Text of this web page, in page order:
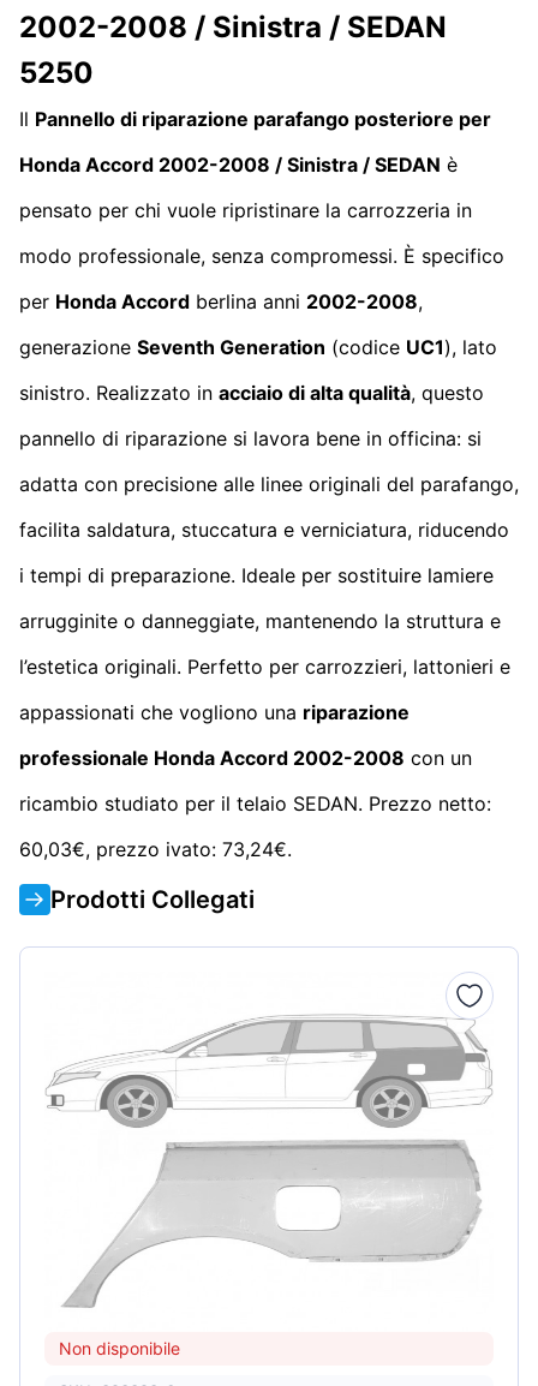
2002-2008 / Sinistra / SEDAN
5250
Il Pannello di riparazione parafango posteriore per
Honda Accord 2002-2008 / Sinistra / SEDAN è
pensato per chi vuole ripristinare la carrozzeria in
modo professionale, senza compromessi. È specifico
per Honda Accord berlina anni 2002-2008,
generazione Seventh Generation (codice UC1), lato
sinistro. Realizzato in acciaio di alta qualità, questo
pannello di riparazione si lavora bene in officina: si
adatta con precisione alle linee originali del parafango,
facilita saldatura, stuccatura e verniciatura, riducendo
i tempi di preparazione. Ideale per sostituire lamiere
arrugginite o danneggiate, mantenendo la struttura e
l’estetica originali. Perfetto per carrozzieri, lattonieri e
appassionati che vogliono una riparazione
professionale Honda Accord 2002-2008 con un
ricambio studiato per il telaio SEDAN. Prezzo netto:
60,03€, prezzo ivato: 73,24€.
Prodotti Collegati
Non disponibile